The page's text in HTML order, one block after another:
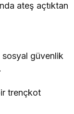
ateş açtıktan
sosyal güvenlik
trençkot